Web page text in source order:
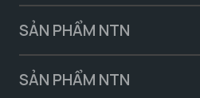
SẢN PHẨM NTN
SẢN PHẨM NTN